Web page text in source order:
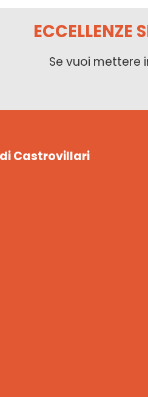
ECCELLENZE
Se vuoi mettere
Castrovillari